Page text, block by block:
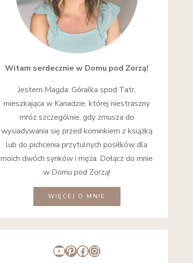
Witam serdecznie w Domu pod Zorzą!
Jestem Magda: Góralka spod Tatr,
mieszkająca w Kanadzie, której niestraszny
mróz szczególnie, gdy zmusza do
wysiadywania się przed kominkiem z książką
lub do pichcenia przytulnych posiłków dla
moich dwóch synków i męża. Dołącz do mnie
w Domu pod Zorzą!
WIĘCEJ O MNIE
YouTube
Pinterest
Facebook
Instagram